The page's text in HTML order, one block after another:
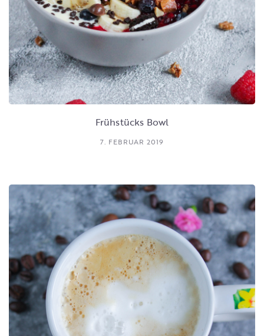
Frühstücks Bowl
7. FEBRUAR 2019